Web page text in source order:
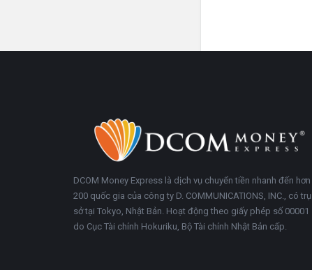
trang
Trong
khoảng
DCOM Money Express là dịch vụ chuyển tiền nhanh đến hơn
200 quốc gia của công ty D. COMMUNICATIONS, INC., có trụ
sở tại Tokyo, Nhật Bản. Hoạt động theo giấy phép số 00001
do Cục Tài chính Hokuriku, Bộ Tài chính Nhật Bản cấp.